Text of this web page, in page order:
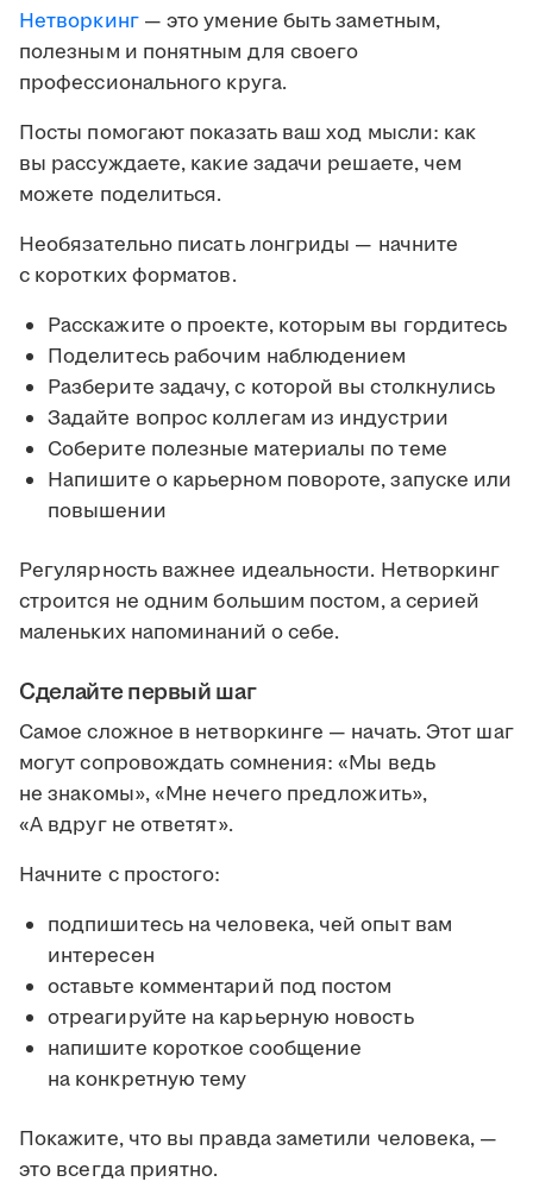
Нетворкинг— это умение быть заметным,
полезным и понятным для своего
профессионального круга.
Посты помогают показать ваш ход мысли: как
вы рассуждаете, какие задачи решаете, чем
можете поделиться.
Необязательно писать лонгриды — начните
с коротких форматов.
Расскажите о проекте, которым вы гордитесь
Поделитесь рабочим наблюдением
Разберите задачу, с которой вы столкнулись
Задайте вопрос коллегам из индустрии
Соберите полезные материалы по теме
Напишите о карьерном повороте, запуске или
повышении
Регулярность важнее идеальности. Нетворкинг
строится не одним большим постом, а серией
маленьких напоминаний о себе.
Сделайте первый шаг
Самое сложное в нетворкинге — начать. Этот шаг
могут сопровождать сомнения: «Мы ведь
не знакомы», «Мне нечего предложить»,
«А вдруг не ответят».
Начните с простого:
подпишитесь на человека, чей опыт вам
интересен
оставьте комментарий под постом
отреагируйте на карьерную новость
напишите короткое сообщение
на конкретную тему
Покажите, что вы правда заметили человека, —
это всегда приятно.